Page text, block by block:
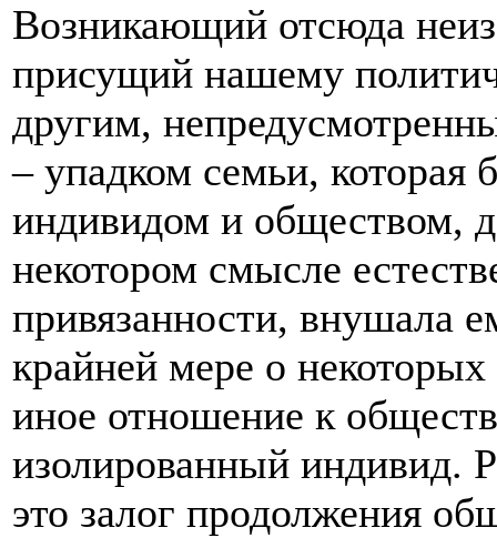
Возникающий отсюда
присущий нашему
другим,
– упадком семьи,
индивидом и обществом,
некотором смысле
привязанности, внушала
крайней мере о
иное отношение к
изолированный индивид.
это залог продолжения